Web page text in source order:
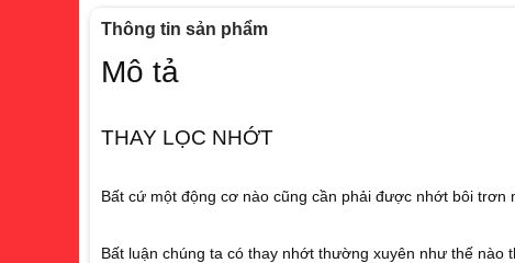
Thông tin sản phẩm
Mô tả
THAY LỌC NHỚT
Bất cứ một động cơ nào cũng cần phải được nhớt bôi trơn
Bất luận chúng ta có thay nhớt thường xuyên như thế